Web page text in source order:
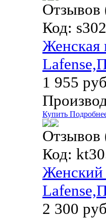
Отзывов
Код:
Женская
1 955
Купить
Отзывов
Код:
Женский
2 300